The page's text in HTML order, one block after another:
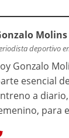
Molins
deportivo
Gonzalo
esencial
a
para